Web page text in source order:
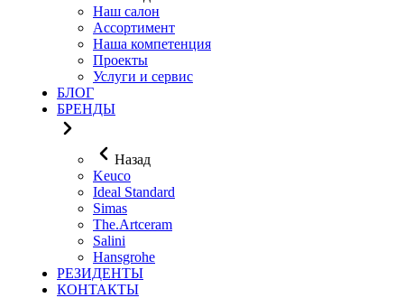
Наш салон
Ассортимент
Наша компетенция
Проекты
Услуги и сервис
БЛОГ
БРЕНДЫ
Назад
Keuco
Ideal Standard
Simas
The.Artceram
Salini
Hansgrohe
РЕЗИДЕНТЫ
КОНТАКТЫ